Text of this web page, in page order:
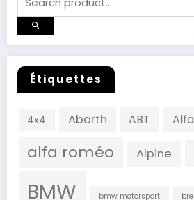
Étiquettes
4x4 Abarth ABT
alfa roméo Alpine
BMW bmw motorsport